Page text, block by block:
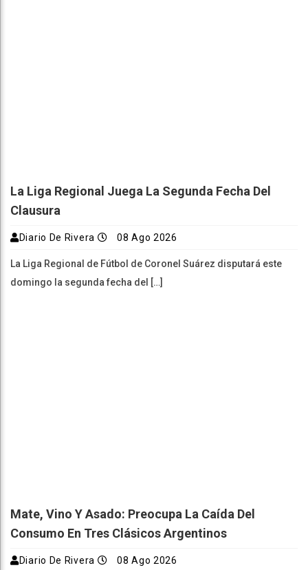
La Liga Regional Juega La Segunda Fecha Del
Clausura
Diario De Rivera 08 Ago 2026
La Liga Regional de Fútbol de Coronel Suárez disputará este
domingo la segunda fecha del […]
Mate, Vino Y Asado: Preocupa La Caída Del
Consumo En Tres Clásicos Argentinos
Diario De Rivera 08 Ago 2026